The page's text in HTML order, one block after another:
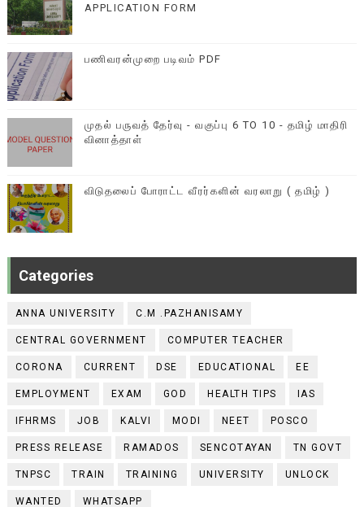
APPLICATION FORM
பணிவரன்முறை படிவம் PDF
முதல் பருவத் தேர்வு - வகுப்பு 6 TO 10 - தமிழ் மாதிரி
வினாத்தாள்
விடுதலைப் போராட்ட வீரர்களின் வரலாறு ( தமிழ் )
Categories
ANNA UNIVERSITY C.M .PAZHANISAMY
CENTRAL GOVERNMENT COMPUTER TEACHER
CORONA CURRENT DSE EDUCATIONAL EE
EMPLOYMENT EXAM GOD HEALTH TIPS IAS
IFHRMS JOB KALVI MODI NEET POSCO
PRESS RELEASE RAMADOS SENCOTAYAN TN GOVT
TNPSC TRAIN TRAINING UNIVERSITY UNLOCK
WANTED WHATSAPP